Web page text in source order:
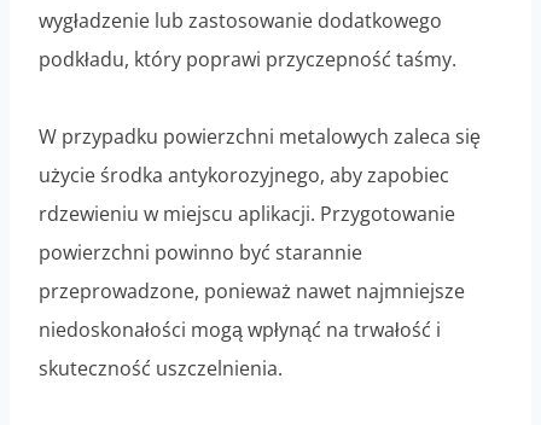
wygładzenie lub zastosowanie dodatkowego
podkładu, który poprawi przyczepność taśmy.
W przypadku powierzchni metalowych zaleca się
użycie środka antykorozyjnego, aby zapobiec
rdzewieniu w miejscu aplikacji. Przygotowanie
powierzchni powinno być starannie
przeprowadzone, ponieważ nawet najmniejsze
niedoskonałości mogą wpłynąć na trwałość i
skuteczność uszczelnienia.